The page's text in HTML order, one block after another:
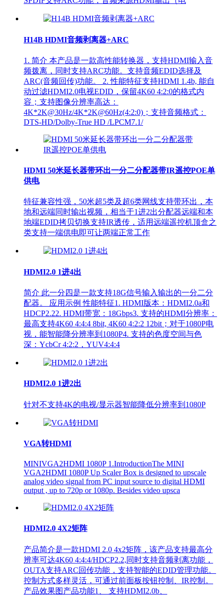
H14B HDMI音频剥离器+ARC
1. 简介 本产品是一款高性能转换器，支持HDMI输入音
频拨离，同时支持ARC功能。支持音频EDID选择及
ARC(音频回传)功能。 2. 性能特征支持HDMI 1.4b, 能自
动过滤HDMI2.0电视EDID，保留4K60 4:2:0的格式内
容；支持图像分辨率高达：
4K*2K@30Hz/4K*2K@60Hz(4:2:0)；支持音频格式：
DTS-HD/Dolby-True HD /LPCM7.1/
HDMI 50米延长器带环出一分二分配器带IR遥控POE单
供电
特征兼容性强，50米超5类及超6类网线支持带环出，本
地和远端同时输出视频，相当于1进2出分配器远端和本
地端EDID拷贝切换支持IR透传，适用远端遥控机顶盒之
类支持一端供电即可让两端正常工作
HDMI2.0 1进4出
简介 此一分四是一款支持18G信号输入输出的一分二分
配器。 应用示例 性能特征1. HDMI版本：HDMI2.0a和
HDCP2.22. HDMI带宽：18Gbps3. 支持的HDMI分辨率：
最高支持4K60 4:4:4 8bit, 4K60 4:2:2 12bit；对于1080P电
视，能智能降分辨率到1080P4. 支持的色度空间与色
深：YcbCr 4:2:2，YUV4:4:4
HDMI2.0 1进2出
针对不支持4K的电视/显示器智能降低分辨率到1080P
VGA转HDMI
MINIVGA2HDMI 1080P 1.IntroductionThe MINI
VGA2HDMI 1080P Up Scaler Box is designed to upscale
analog video signal from PC input source to digital HDMI
output , up to 720p or 1080p. Besides video upsca
HDMI2.0 4X2矩阵
产品简介是一款HDMI 2.0 4x2矩阵，该产品支持最高分
辨率可达4K60 4:4:4/HDCP2.2,同时支持音频剥离功能，
OUTA支持ARC回传功能，支持智能的EDID管理功能。
控制方式多样灵活，可通过前面板按钮控制、IR控制。
产品效果图产品功能1、 支持HDMI2.0b、